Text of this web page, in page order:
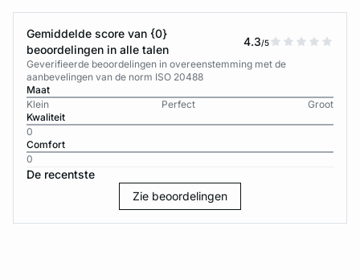
Gemiddelde score van {0}
beoordelingen in alle talen
4.3/5
Geverifieerde beoordelingen in overeenstemming met de
aanbevelingen van de norm ISO 20488
Maat
Klein
Perfect
Groot
Kwaliteit
0
Comfort
0
De recentste
Zie beoordelingen